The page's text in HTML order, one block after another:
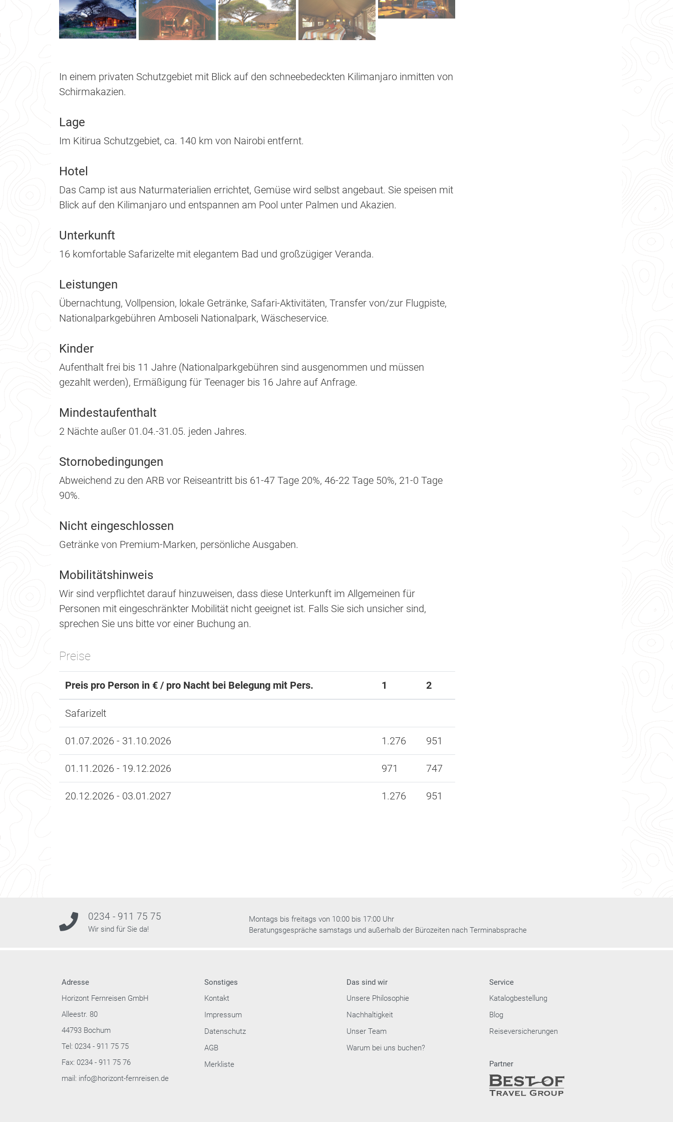
In einem privaten Schutzgebiet mit Blick auf den schneebedeckten Kilimanjaro inmitten von
Schirmakazien.
Lage
Im Kitirua Schutzgebiet, ca. 140 km von Nairobi entfernt.
Hotel
Das Camp ist aus Naturmaterialien errichtet, Gemüse wird selbst angebaut. Sie speisen mit
Blick auf den Kilimanjaro und entspannen am Pool unter Palmen und Akazien.
Unterkunft
16 komfortable Safarizelte mit elegantem Bad und großzügiger Veranda.
Leistungen
Übernachtung, Vollpension, lokale Getränke, Safari-Aktivitäten, Transfer von/zur Flugpiste,
Nationalparkgebühren Amboseli Nationalpark, Wäscheservice.
Kinder
Aufenthalt frei bis 11 Jahre (Nationalparkgebühren sind ausgenommen und müssen
gezahlt werden), Ermäßigung für Teenager bis 16 Jahre auf Anfrage.
Mindestaufenthalt
2 Nächte außer 01.04.-31.05. jeden Jahres.
Stornobedingungen
Abweichend zu den ARB vor Reiseantritt bis 61-47 Tage 20%, 46-22 Tage 50%, 21-0 Tage
90%.
Nicht eingeschlossen
Getränke von Premium-Marken, persönliche Ausgaben.
Mobilitätshinweis
Wir sind verpflichtet darauf hinzuweisen, dass diese Unterkunft im Allgemeinen für
Personen mit eingeschränkter Mobilität nicht geeignet ist. Falls Sie sich unsicher sind,
sprechen Sie uns bitte vor einer Buchung an.
Preise
Preis pro Person in € / pro Nacht bei Belegung mit Pers. 1 2
Safarizelt
01.07.2026 - 31.10.2026 1.276 951
01.11.2026 - 19.12.2026 971 747
20.12.2026 - 03.01.2027 1.276 951
0234 - 911 75 75
Wir sind für Sie da!
Montags bis freitags von 10:00 bis 17:00 Uhr
Beratungsgespräche samstags und außerhalb der Bürozeiten nach Terminabsprache
Adresse
Horizont Fernreisen GmbH
Alleestr. 80
44793 Bochum
Tel: 0234 - 911 75 75
Fax: 0234 - 911 75 76
mail: info@horizont-fernreisen.de
Sonstiges
Kontakt
Impressum
Datenschutz
AGB
Merkliste
Das sind wir
Unsere Philosophie
Nachhaltigkeit
Unser Team
Warum bei uns buchen?
Service
Katalogbestellung
Blog
Reiseversicherungen
Partner